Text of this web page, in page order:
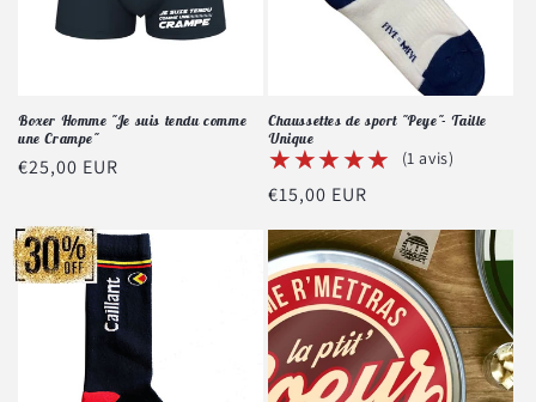
Boxer Homme "Je suis tendu comme
une Crampe"
Prix
€25,00 EUR
Chaussettes de sport "Peye"- Taille
Unique
★★★★★
★★★★★ (1 avis)
Prix
habituel
€15,00 EUR